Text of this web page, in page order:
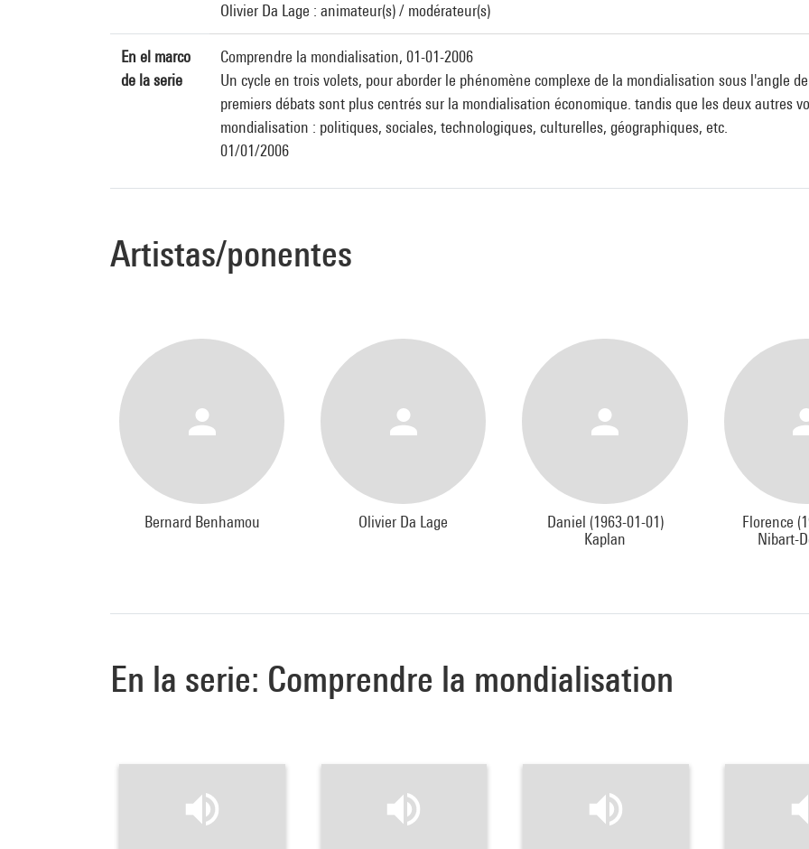
Olivier Da Lage : animateur(s) / modérateur(s)
En el marco
de la serie
Comprendre la mondialisation, 01-01-2006
Un cycle en trois volets, pour aborder le phénomène complexe de la mondialisation sous l'angle
premiers débats sont plus centrés sur la mondialisation économique. tandis que les deux autres
mondialisation : politiques, sociales, technologiques, culturelles, géographiques, etc.
01/01/2006
Artistas/ponentes
Bernard Benhamou Olivier Da Lage
Daniel (1963-01-01)
Kaplan
Florence
Nibart-
En la serie: Comprendre la mondialisation